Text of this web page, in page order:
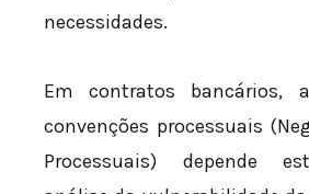
necessidades.
Em contratos bancários,
convenções processuais
Processuais) depende